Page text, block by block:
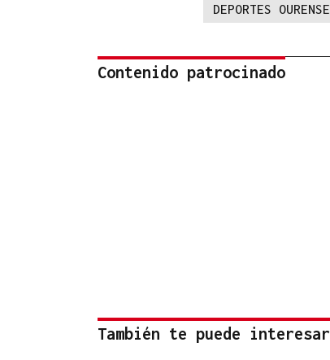
DEPORTES OURENSE
Contenido patrocinado
También te puede interesar